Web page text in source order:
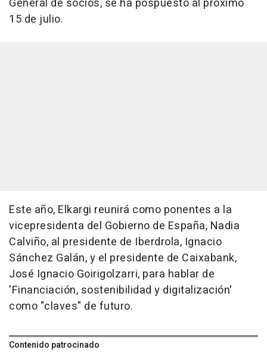
General de socios, se ha pospuesto al próximo
15 de julio.
Este año, Elkargi reunirá como ponentes a la
vicepresidenta del Gobierno de España, Nadia
Calviño, al presidente de Iberdrola, Ignacio
Sánchez Galán, y el presidente de Caixabank,
José Ignacio Goirigolzarri, para hablar de
'Financiación, sostenibilidad y digitalización'
como "claves" de futuro.
Contenido patrocinado